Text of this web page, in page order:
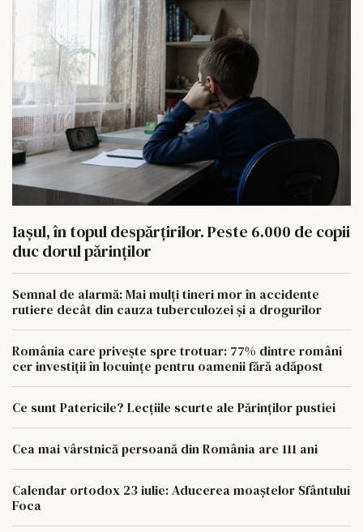
Iașul, în topul despărțirilor. Peste 6.000 de copii
duc dorul părinților
Semnal de alarmă: Mai mulți tineri mor în accidente
rutiere decât din cauza tuberculozei și a drogurilor
România care privește spre trotuar: 77% dintre români
cer investiții în locuințe pentru oamenii fără adăpost
Ce sunt Patericile? Lecțiile scurte ale Părinților pustiei
Cea mai vârstnică persoană din România are 111 ani
Calendar ortodox 23 iulie: Aducerea moaștelor Sfântului
Foca